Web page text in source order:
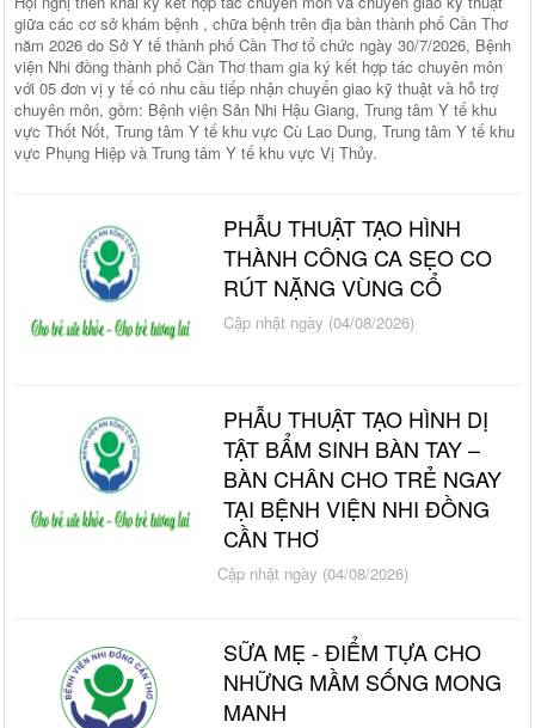
giữa các cơ sở khám bệnh , chữa bệnh trên địa bàn thành phố Cần Thơ
năm 2026 do Sở Y tế thành phố Cần Thơ tổ chức ngày 30/7/2026, Bệnh
viện Nhi đồng thành phố Cần Thơ tham gia ký kết hợp tác chuyên môn
với 05 đơn vị y tế có nhu cầu tiếp nhận chuyển giao kỹ thuật và hỗ trợ
chuyên môn, gồm: Bệnh viện Sản Nhi Hậu Giang, Trung tâm Y tế khu
vực Thốt Nốt, Trung tâm Y tế khu vực Cù Lao Dung, Trung tâm Y tế khu
vực Phụng Hiệp và Trung tâm Y tế khu vực Vị Thủy.
PHẪU THUẬT TẠO HÌNH
THÀNH CÔNG CA SẸO CO
RÚT NẶNG VÙNG CỔ
Cập nhật ngày (04/08/2026)
PHẪU THUẬT TẠO HÌNH DỊ
TẬT BẨM SINH BÀN TAY –
BÀN CHÂN CHO TRẺ NGAY
TẠI BỆNH VIỆN NHI ĐỒNG
CẦN THƠ
Cập nhật ngày (04/08/2026)
SỮA MẸ - ĐIỂM TỰA CHO
NHỮNG MẦM SỐNG MONG
MANH